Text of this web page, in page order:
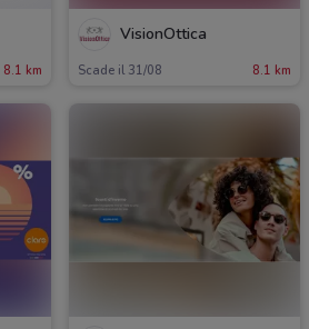
8.1 km
VisionOttica
Scade il 31/08 8.1 km